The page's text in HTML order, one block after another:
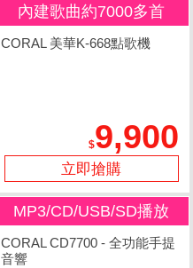
內建歌曲約7000多首
CORAL 美華K-668點歌機
9,900
立即搶購
MP3/CD/USB/SD播放
CORAL CD7700 - 全功能手提
音響